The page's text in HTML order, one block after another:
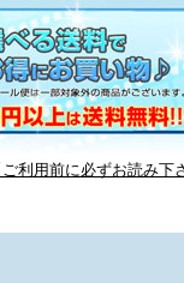
利用前に必ずお読み下